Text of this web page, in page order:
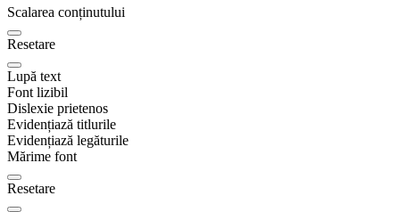
Scalarea conținutului
Resetare
Lupă text
Font lizibil
Dislexie prietenos
Evidențiază titlurile
Evidențiază legăturile
Mărime font
Resetare